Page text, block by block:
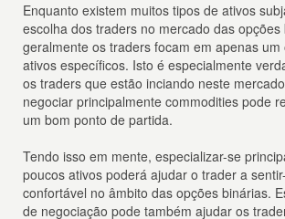
Enquanto existem muitos tipos de ativos
escolha dos traders no mercado das opções
geralmente os traders focam em apenas um
ativos específicos. Isto é especialmente
os traders que estão inciando neste
negociar principalmente commodities pode
um bom ponto de partida.
Tendo isso em mente, especializar-se
poucos ativos poderá ajudar o trader a
confortável no âmbito das opções binárias.
de negociação pode também ajudar os